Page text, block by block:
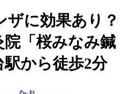
ザに効果あり？
院「桜みなみ鍼
から徒歩2分